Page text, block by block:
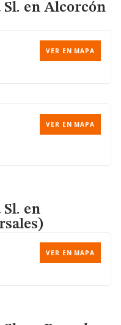
VER EN MAPA
en Alcorcón
VER EN MAPA
VER EN MAPA
en
VER EN MAPA